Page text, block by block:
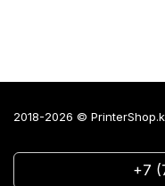
2018-2026 ©
+7